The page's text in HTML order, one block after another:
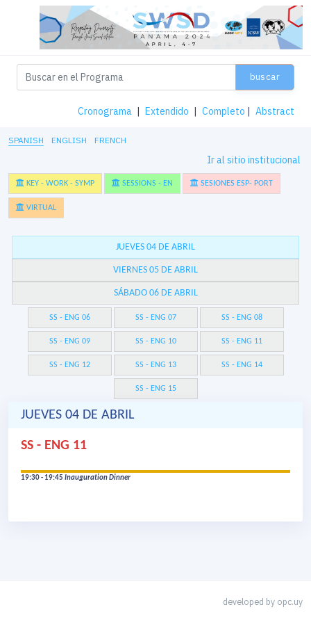
buscar
Cronograma | Extendido | Completo | Abstract
SPANISH ENGLISH FRENCH
Ir al sitio institucional
KEY - WORK - SYMP SESSIONS - EN SESIONES ESP- PORT
VIRTUAL
JUEVES 04 DE ABRIL
VIERNES 05 DE ABRIL
SÁBADO 06 DE ABRIL
SS - ENG 06 SS - ENG 07 SS - ENG 08
SS - ENG 09 SS - ENG 10 SS - ENG 11
SS - ENG 12 SS - ENG 13 SS - ENG 14
SS - ENG 15
JUEVES 04 DE ABRIL
SS - ENG 11
19:30 - 19:45 Inauguration Dinner
developed by opc.uy